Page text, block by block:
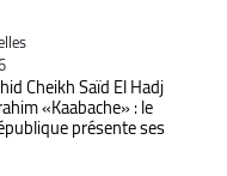
Cheikh Saïd El Hadj
«Kaabache» : le
présente ses